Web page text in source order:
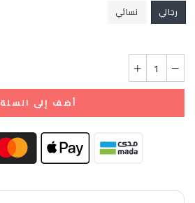
رجالي نسائي
أضف إلى السلة